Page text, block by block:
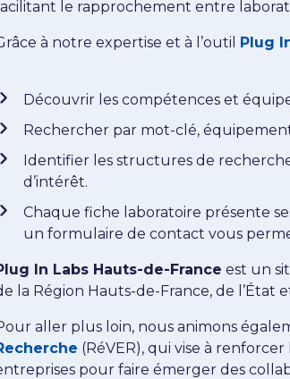
le rapprochement entre
à notre expertise et à l’outil Plug
Découvrir les compétences et
Rechercher par mot-clé,
Identifier les structures de
d’intérêt.
Chaque fiche laboratoire présente
un formulaire de contact vous
In Labs Hauts-de-France est un
la Région Hauts-de-France, de l’État
aller plus loin, nous animons
(RéVER), qui vise à
pour faire émerger des